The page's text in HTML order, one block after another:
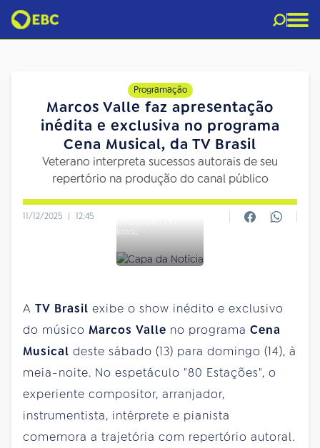
Programação
Marcos Valle faz apresentação
inédita e exclusiva no programa
Cena Musical, da TV Brasil
Veterano interpreta sucessos autorais de seu
repertório na produção do canal público
11/12/2025 | 12:45
BRASIL
A TV Brasil exibe o show inédito e exclusivo
do músico Marcos Valle no programa Cena
Musical deste sábado (13) para domingo (14), à
meia-noite. No espetáculo "80 Estações", o
experiente compositor, arranjador,
instrumentista, intérprete e pianista
comemora a trajetória com repertório autoral.